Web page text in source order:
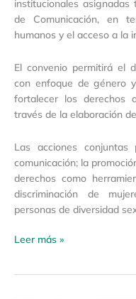
institucionales
de Comunicación, en
humanos y el acceso a la
El convenio permitirá el
con enfoque de género
fortalecer los derechos
través de la elaboración
Las acciones
comunicación; la
derechos como
discriminación de
personas de diversidad
Leer más »